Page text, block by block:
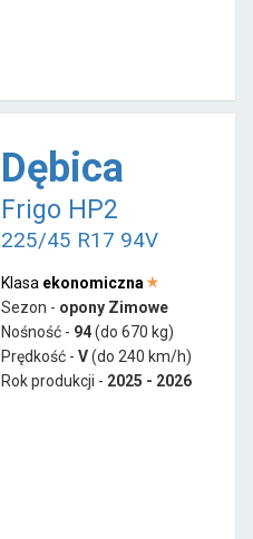
Dębica
Frigo HP2
225/45 R17 94V
Klasa ekonomiczna
Sezon - opony Zimowe
Nośność - 94(do 670 kg)
Prędkość - V(do 240 km/h)
Rok produkcji - 2025 - 2026